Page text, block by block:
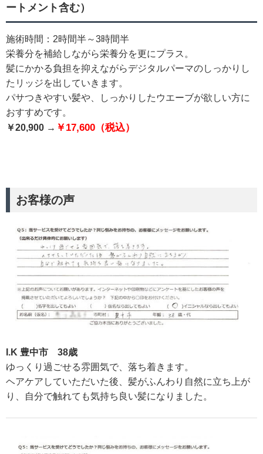
ートメント含む）
施術時間：2時間半～3時間半
栄養分を補給しながら栄養分を更にプラス。
髪にかかる負担を抑えながらデジタルパーマのしっかりし
たリッジを出していきます。
パサつきやすい髪や、しっかりしたウエーブが欲しい方に
おすすめです。
￥20,900 → ￥17,600（税込）
お客様の声
I.K 豊中市 38歳
ゆっくり過ごせる雰囲気で、落ち着きます。
ヘアケアしていただいた後、髪がふんわり自然に立ち上が
り、自分で触れても気持ち良い髪になりました。